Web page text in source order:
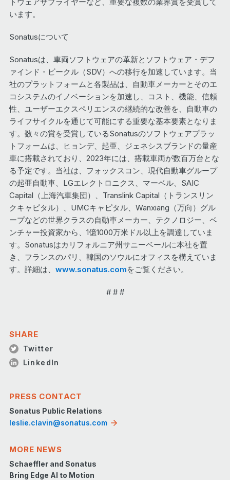
います。
Sonatusについて
Sonatusは、車両ソフトウェアの革新とソフトウェア・デフ
ァインド・ビークル（SDV）への移行を加速しています。当
社のプラットフォームと各製品は、自動車メーカーとそのエ
コシステムのイノベーションを加速し、コスト、機能、信頼
性、ユーザーエクスペリエンスの継続的な改善を、自動車の
ライフサイクルを通じて可能にする重要な基本要素となりま
す。数々の賞を受賞しているSonatusのソフトウェアプラッ
トフォームは、ヒョンデ、起亜、ジェネシスブランドの量産
車に搭載されており、2023年には、搭載車両が数百万台とな
る予定です。当社は、フォックスコン、現代自動車グループ
の起亜自動車、LGエレクトロニクス、マーベル、SAIC
Capital（上海汽車集団）、Translink Capital（トランスリン
クキャピタル）、UMCキャピタル、Wanxiang（万向）グル
ープなどの世界クラスの自動車メーカー、テクノロジー、ベ
ンチャー投資家から、1億1000万米ドル以上を調達していま
す。Sonatusはカリフォルニア州サニーベールに本社を置
き、フランスのパリ、韓国のソウルにオフィスを構えていま
す。詳細は、 www.sonatus.comをご覧ください。
# # #
SHARE
Twitter
LinkedIn
PRESS CONTACT
Sonatus Public Relations
leslie.clavin@sonatus.com
MORE NEWS
Schaeffler and Sonatus
Bring Edge AI to Motion